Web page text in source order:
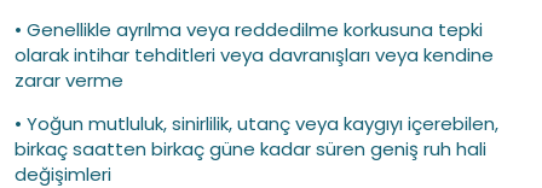
• Genellikle ayrılma veya reddedilme korkusuna tepki
olarak intihar tehditleri veya davranışları veya kendine
zarar verme
• Yoğun mutluluk, sinirlilik, utanç veya kaygıyı içerebilen,
birkaç saatten birkaç güne kadar süren geniş ruh hali
değişimleri